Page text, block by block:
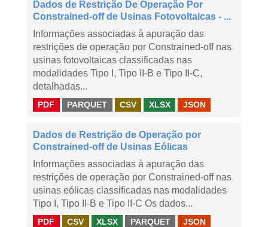
Dados de Restrição De Operação Por
Constrained-off de Usinas Fotovoltaicas - ...
Informações associadas à apuração das
restrições de operação por Constrained-off nas
usinas fotovoltaicas classificadas nas
modalidades Tipo I, Tipo II-B e Tipo II-C,
detalhadas...
PDF PARQUET CSV XLSX JSON
Dados de Restrição de Operação por
Constrained-off de Usinas Eólicas
Informações associadas à apuração das
restrições de operação por Constrained-off nas
usinas eólicas classificadas nas modalidades
Tipo I, Tipo II-B e Tipo II-C Os dados...
PDF CSV XLSX PARQUET JSON